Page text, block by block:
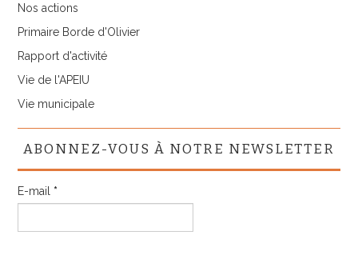
Nos actions
Primaire Borde d'Olivier
Rapport d'activité
Vie de l'APEIU
Vie municipale
ABONNEZ-VOUS À NOTRE NEWSLETTER
E-mail *